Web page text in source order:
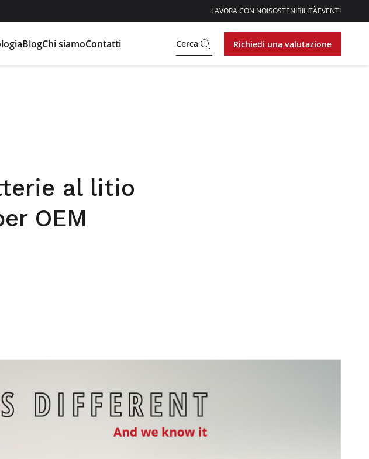
LAVORA CON NOISOSTENIBILITÀEVENTI
BlogChi siamoContatti Cerca Richiedi una valutazione
al litio
OEM